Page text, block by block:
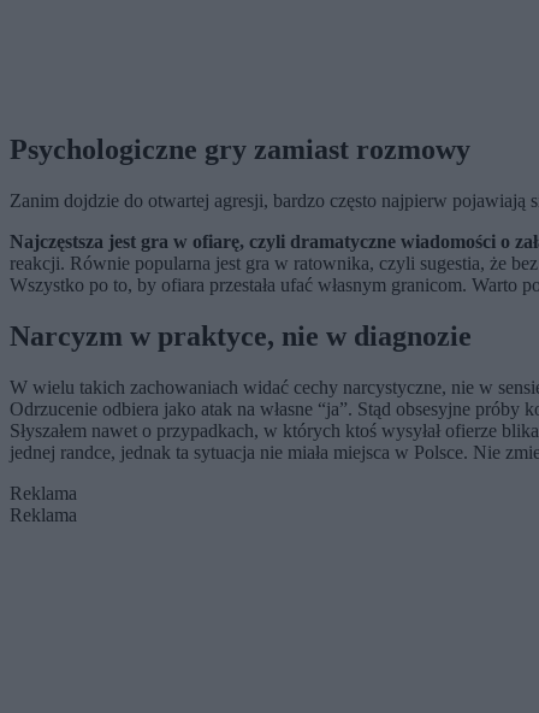
Psychologiczne gry zamiast rozmowy
Zanim dojdzie do otwartej agresji, bardzo często najpierw pojawiają
Najczęstsza jest gra w ofiarę, czyli dramatyczne wiadomości o
reakcji. Równie popularna jest gra w ratownika, czyli sugestia, że
Wszystko po to, by ofiara przestała ufać własnym granicom. Warto
Narcyzm w praktyce, nie w diagnozie
W wielu takich zachowaniach widać cechy narcystyczne, nie w
Odrzucenie odbiera jako atak na własne “ja”. Stąd obsesyjne
Słyszałem nawet o przypadkach, w których ktoś wysyłał ofierze
jednej randce, jednak ta sytuacja nie miała miejsca w Polsce. Nie
Reklama
Reklama